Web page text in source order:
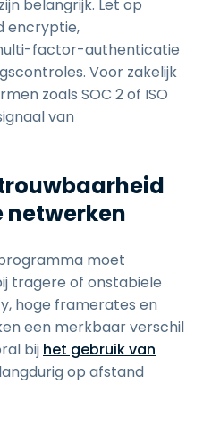
belangrijk. Let op
encryptie,
factor-authenticatie
Voor zakelijk
zoals SOC 2 of ISO
van
netwerken
moet
tragere of onstabiele
hoge framerates en
een merkbaar verschil
bij het gebruik van
op afstand